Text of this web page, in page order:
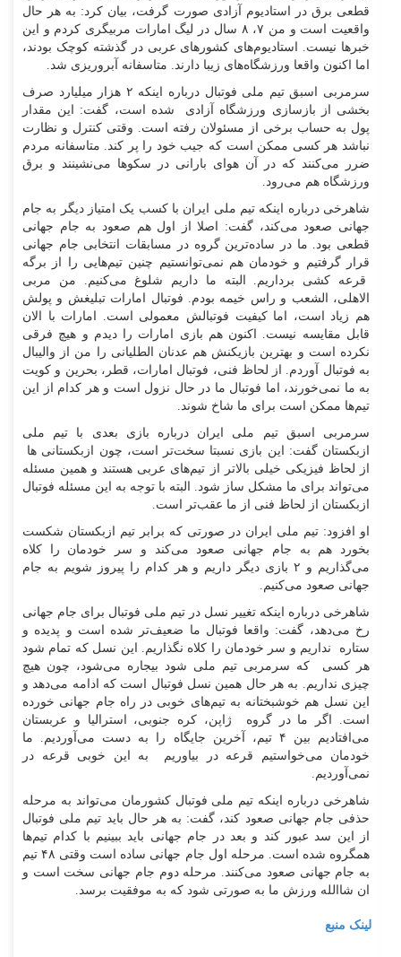
قطعی برق در استادیوم آزادی صورت گرفت، بیان کرد: به هر حال
واقعیت است و من ۷، ۸ سال در لیگ امارات مربیگری کردم و این
خبر‌ها نیست. استادیوم‌های کشور‌های عربی در گذشته کوچک بودند،
اما اکنون واقعا ورزشگاه‌های زیبا دارند. متاسفانه آبروریزی شد.
سرمربی اسبق تیم ملی فوتبال درباره اینکه ۲ هزار میلیارد صرف
بخشی از بازسازی ورزشگاه آزادی شده است، گفت: این مقدار
پول به حساب برخی از مسئولان رفته است. وقتی کنترل و نظارت
نباشد هر کسی ممکن است که جیب خود را پر کند. متاسفانه مردم
ضرر می‌کنند که در آن هوای بارانی در سکو‌ها می‌نشینند و برق
ورزشگاه هم می‌رود.
شاهرخی درباره اینکه تیم ملی ایران با کسب یک امتیاز دیگر به جام
جهانی صعود می‌کند، گفت: اصلا از اول هم صعود به جام جهانی
قطعی بود. ما در ساده‌ترین گروه در مسابقات انتخابی جام جهانی
قرار گرفتیم و خودمان هم نمی‌توانستیم چنین تیم‌هایی را از برگه
قرعه کشی برداریم. البته ما داریم شلوغ می‌کنیم. من مربی
الاهلی، الشعب و راس خیمه بودم. فوتبال امارات تبلیغش و پولش
هم زیاد است، اما کیفیت فوتبالش معمولی است. امارات با الان
قابل مقایسه نیست. اکنون هم بازی امارات را دیدم و هیچ فرقی
نکرده است و بهترین بازیکنش هم عدنان الطلیانی را من از والیبال
به فوتبال آوردم. از لحاظ فنی، فوتبال امارات، قطر، بحرین و کویت
به ما نمی‌خورند، اما فوتبال ما در حال نزول است و هر کدام از این
تیم‌ها ممکن است برای ما شاخ شوند.
سرمربی اسبق تیم ملی ایران درباره بازی بعدی با تیم ملی
ازبکستان گفت: این بازی نسبتا سخت‌تر است، چون ازبکستانی ها
از لحاظ فیزیکی خیلی بالاتر از تیم‌های عربی هستند و همین مسئله
می‌تواند برای ما مشکل ساز شود. البته با توجه به این مسئله فوتبال
ازبکستان از لحاظ فنی از ما عقب‌تر است.
او افزود: تیم ملی ایران در صورتی که برابر تیم ازبکستان شکست
بخورد هم به جام جهانی صعود می‌کند و سر خودمان را کلاه
می‌گذاریم و ۲ بازی دیگر داریم و هر کدام را پیروز شویم به جام
جهانی صعود می‌کنیم.
شاهرخی درباره اینکه تغییر نسل در تیم ملی فوتبال برای جام جهانی
رخ می‌دهد، گفت: واقعا فوتبال ما ضعیف‌تر شده است و پدیده و
ستاره نداریم و سر خودمان را کلاه نگذاریم. این نسل که تمام شود
هر کسی که سرمربی تیم ملی شود بیجاره می‌شود، چون هیچ
چیزی نداریم. به هر حال همین نسل فوتبال است که ادامه می‌دهد و
این نسل هم خوشبختانه به تیم‌های خوبی در راه جام جهانی خورده
است. اگر ما در گروه ژاپن، کره جنوبی، استرالیا و عربستان
می‌افتادیم بین ۴ تیم، آخرین جایگاه را به دست می‌آوردیم. ما
خودمان می‌خواستیم قرعه در بیاوریم به این خوبی قرعه در
نمی‌آوردیم.
شاهرخی درباره اینکه تیم ملی فوتبال کشورمان می‌تواند به مرحله
حذفی جام جهانی صعود کند، گفت: به هر حال باید تیم ملی فوتبال
از این سد عبور کند و بعد در جام جهانی باید ببینیم با کدام تیم‌ها
همگروه شده است. مرحله اول جام جهانی ساده است وقتی ۴۸ تیم
به جام جهانی صعود می‌کنند. مرحله دوم جام جهانی سخت است و
ان شاالله ورزش ما به صورتی شود که به موفقیت برسد.
لینک منبع